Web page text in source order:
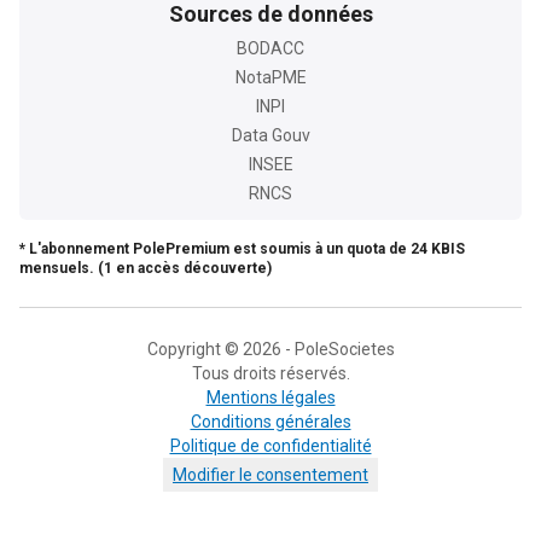
Sources de données
BODACC
NotaPME
INPI
Data Gouv
INSEE
RNCS
* L'abonnement PolePremium est soumis à un quota de 24 KBIS
mensuels. (1 en accès découverte)
Copyright © 2026 - PoleSocietes
Tous droits réservés.
Mentions légales
Conditions générales
Politique de confidentialité
Modifier le consentement